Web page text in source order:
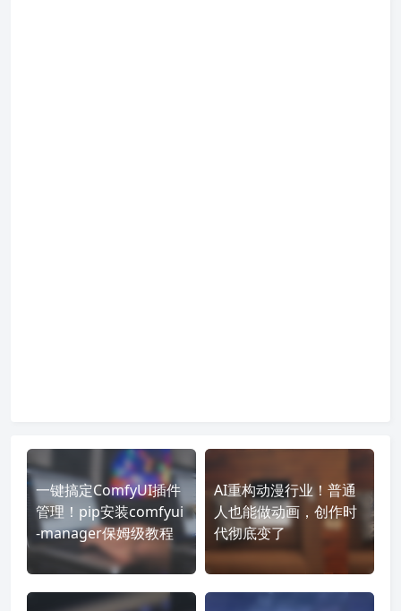
一键搞定ComfyUI插件
管理！pip安装comfyui
-manager保姆级教程
AI重构动漫行业！普通
人也能做动画，创作时
代彻底变了